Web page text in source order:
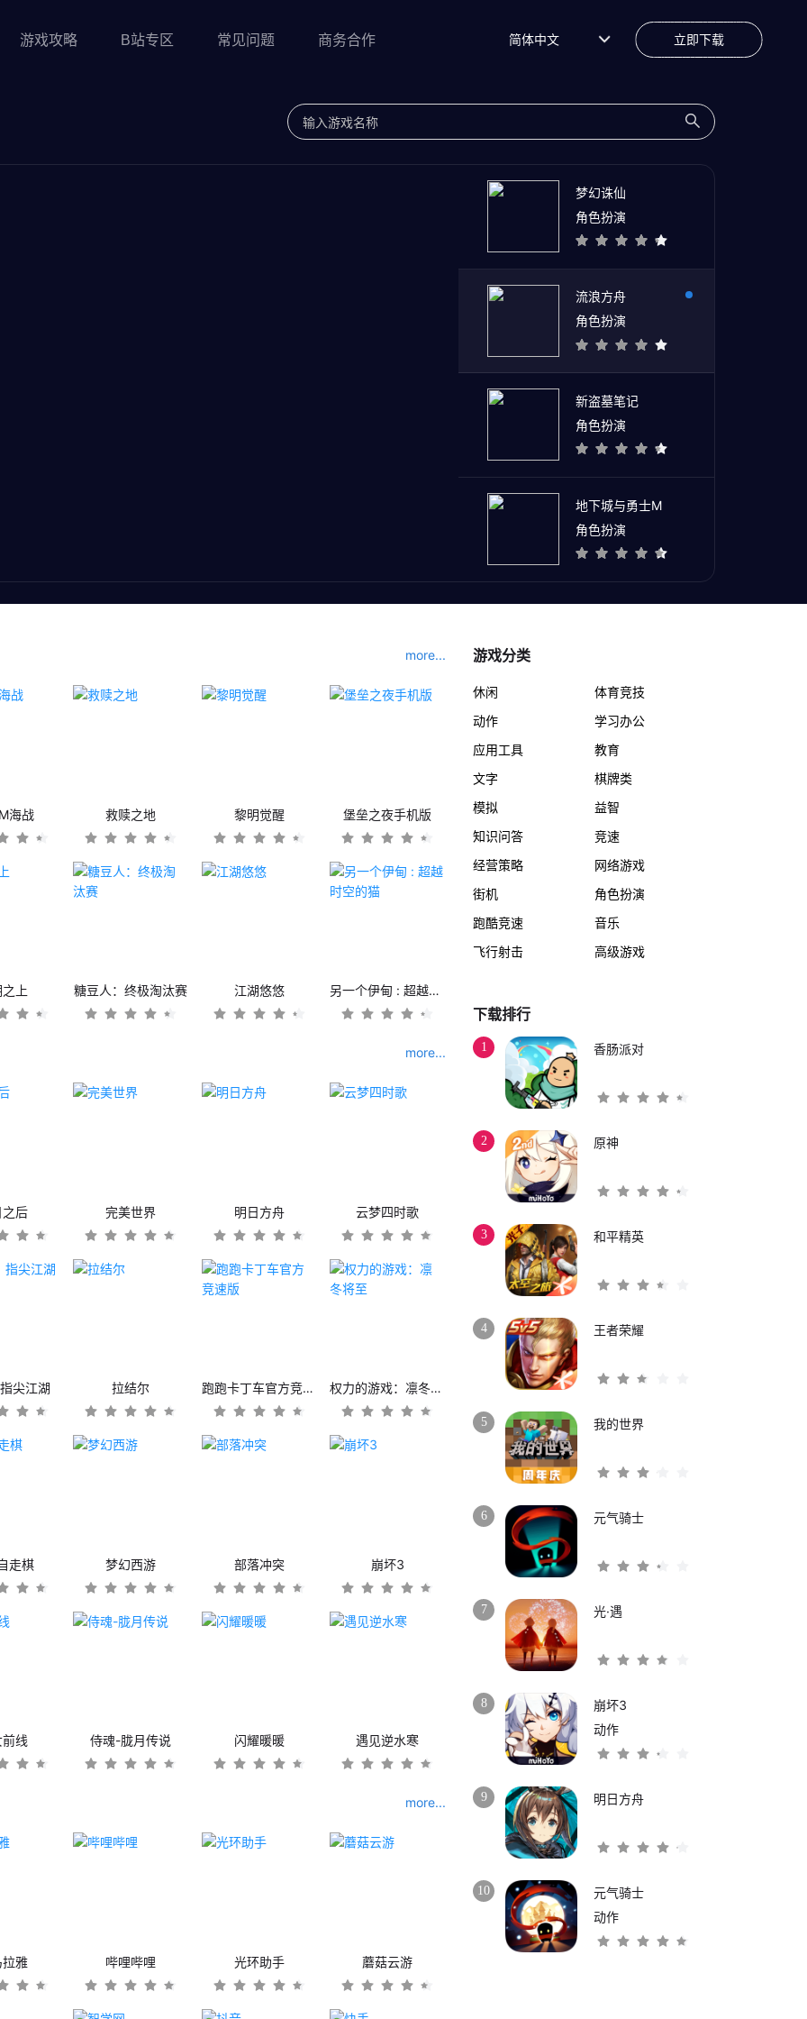
游戏攻略 B站专区 常见问题 商务合作 简体中文 立即下载
梦幻诛仙
角色扮演
流浪方舟
角色扮演
新盗墓笔记
角色扮演
地下城与勇士M
角色扮演
more...
海战 救赎之地 黎明觉醒 堡垒之夜手机版
上 糖豆人：终极淘汰赛 江湖悠悠 另一个伊甸 : 超越时空的猫
more...
后 完美世界 明日方舟 云梦四时歌
尖江湖 拉结尔 跑跑卡丁车官方竞速版 权力的游戏：凛冬将至
走棋 梦幻西游 部落冲突 崩坏3
线 侍魂-胧月传说 闪耀暖暖 遇见逆水寒
more...
雅 哔哩哔哩 光环助手 蘑菇云游
游戏分类
休闲
体育竞技
动作
学习办公
应用工具
教育
文字
棋牌类
模拟
益智
知识问答
竞速
经营策略
网络游戏
街机
角色扮演
跑酷竞速
音乐
飞行射击
高级游戏
下载排行
1 香肠派对
2 原神
3 和平精英
4 王者荣耀
5 我的世界
6 元气骑士
7 光·遇
8
崩坏3
动作
9 明日方舟
10
元气骑士
动作